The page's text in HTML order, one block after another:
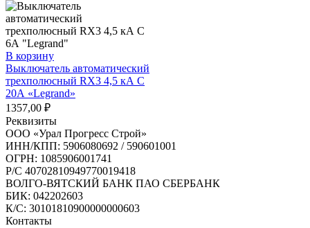
В корзину
Выключатель автоматический
трехполюсный RX3 4,5 кА С
20А «Legrand»
1357,00 ₽
Реквизиты
ООО «Урал Прогресс Строй»
ИНН/КПП: 5906080692 / 590601001
ОГРН: 1085906001741
Р/C 40702810949770019418
ВОЛГО-ВЯТСКИЙ БАНК ПАО СБЕРБАНК
БИК: 042202603
К/С: 30101810900000000603
Контакты